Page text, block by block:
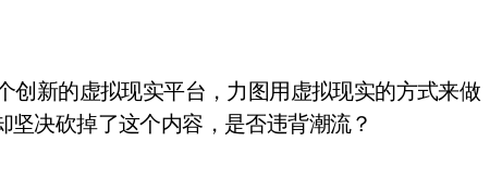
创新的虚拟现实平台，力图用虚拟现实的方式来做
决砍掉了这个内容，是否违背潮流？